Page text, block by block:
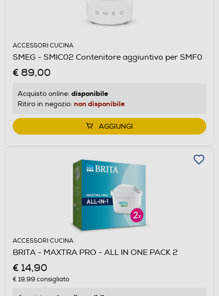
ACCESSORI CUCINA
SMEG - SMIC02 Contenitore aggiuntivo per SMF0
€ 89,00
Acquisto online: disponibile
Ritiro in negozio: non disponibile
AGGIUNGI
ACCESSORI CUCINA
BRITA - MAXTRA PRO - ALL IN ONE PACK 2
€ 14,90
€ 19,99 consigliato